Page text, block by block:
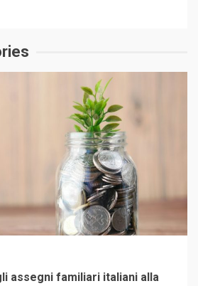
assegni familiari italiani alla